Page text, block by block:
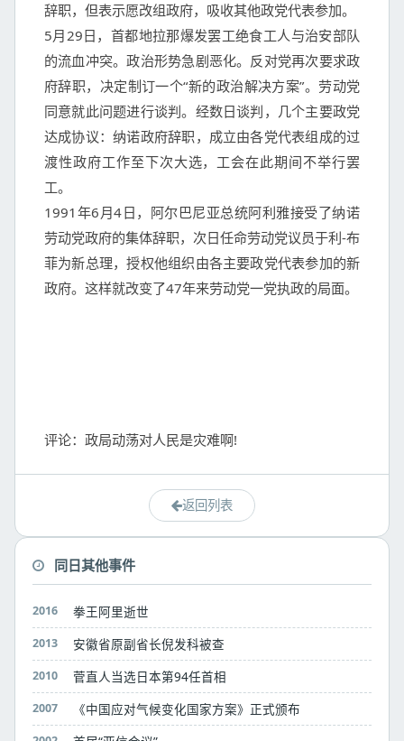
辞职，但表示愿改组政府，吸收其他政党代表参加。
5月29日，首都地拉那爆发罢工绝食工人与治安部队
的流血冲突。政治形势急剧恶化。反对党再次要求政
府辞职，决定制订一个“新的政治解决方案”。劳动党
同意就此问题进行谈判。经数日谈判，几个主要政党
达成协议：纳诺政府辞职，成立由各党代表组成的过
渡性政府工作至下次大选，工会在此期间不举行罢
工。
1991年6月4日，阿尔巴尼亚总统阿利雅接受了纳诺
劳动党政府的集体辞职，次日任命劳动党议员于利-布
菲为新总理，授权他组织由各主要政党代表参加的新
政府。这样就改变了47年来劳动党一党执政的局面。
返回列表
同日其他事件
2016 拳王阿里逝世
2013 安徽省原副省长倪发科被查
2010 菅直人当选日本第94任首相
2007 《中国应对气候变化国家方案》正式颁布